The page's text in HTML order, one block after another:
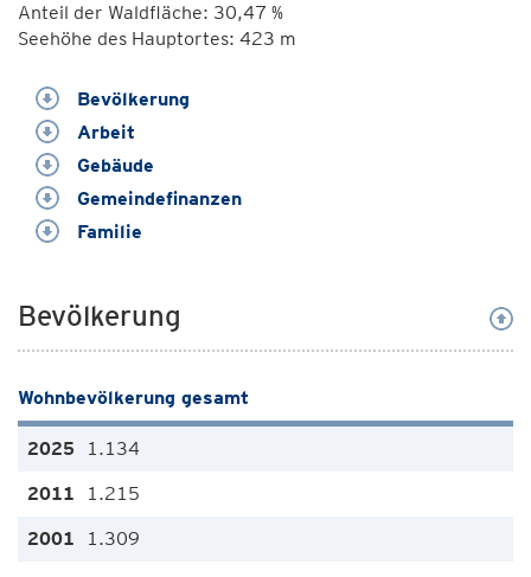
Anteil der Waldfläche: 30,47 %
Seehöhe des Hauptortes: 423 m
Bevölkerung
Arbeit
Gebäude
Gemeindefinanzen
Familie
Bevölkerung
Wohnbevölkerung gesamt
1.134
1.215
1.309